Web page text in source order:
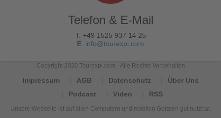
Telefon & E-Mail
T. +49 1525 937 14 25
E. info@tourexpi.com
Copyright 2020 Tourexpi.com - Alle Rechte Vorbehalten
Impressum AGB Datenschutz
Über Uns
Podcast
Video RSS
Unsere Webseite ist auf allen Computern und mobilen Geräten gut nutzbar.